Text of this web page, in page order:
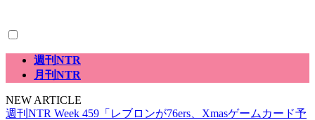
週刊NTR
月刊NTR
NEW ARTICLE
週刊NTR Week 459「レブロンが76ers、Xmasゲームカード予